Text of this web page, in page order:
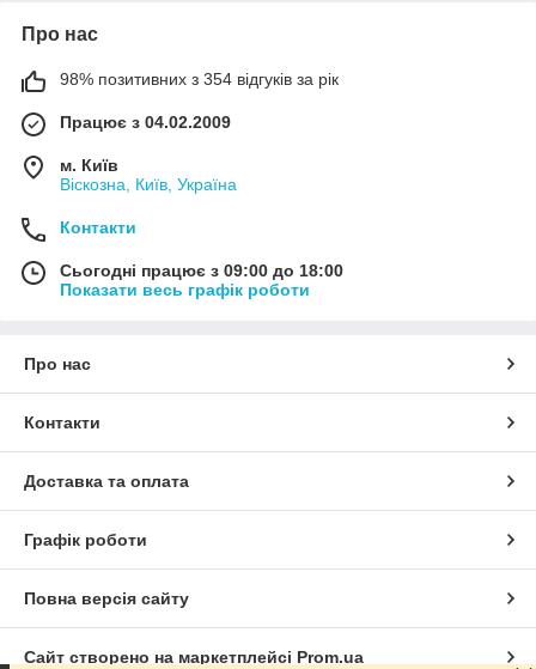
Про нас
98% позитивних з 354 відгуків за рік
Працює з 04.02.2009
м. Київ
Віскозна, Київ, Україна
Контакти
Сьогодні працює з 09:00 до 18:00
Показати весь графік роботи
Про нас
Контакти
Доставка та оплата
Графік роботи
Повна версія сайту
Сайт створено на маркетплейсі Prom.ua